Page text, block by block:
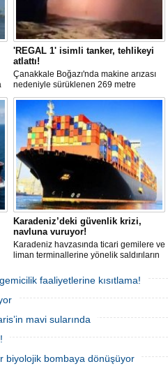
'REGAL 1' isimli tanker, tehlikeyi
atlattı!
Çanakkale Boğazı'nda makine arızası
nedeniyle sürüklenen 269 metre
uzunluğundaki 'REGAL 1' isimli tanker,
römorkörler yardımıyla Şevketiye Demir
Sahası'na çekilerek kurtarıldı.
Karadeniz’deki güvenlik krizi,
navluna vuruyor!
Karadeniz havzasında ticari gemilere ve
liman terminallerine yönelik saldırıların
sekteye uğrattı. Risk artışıyla birlikte
ortalama petrol tankeri maliyetleri 300
bin doları aşarken, savaş sigortası
fiyatlarında yüzde 50’yi geçen
faaliyetlerine kısıtlama!
mavi sularında
biyolojik bombaya dönüşüyor